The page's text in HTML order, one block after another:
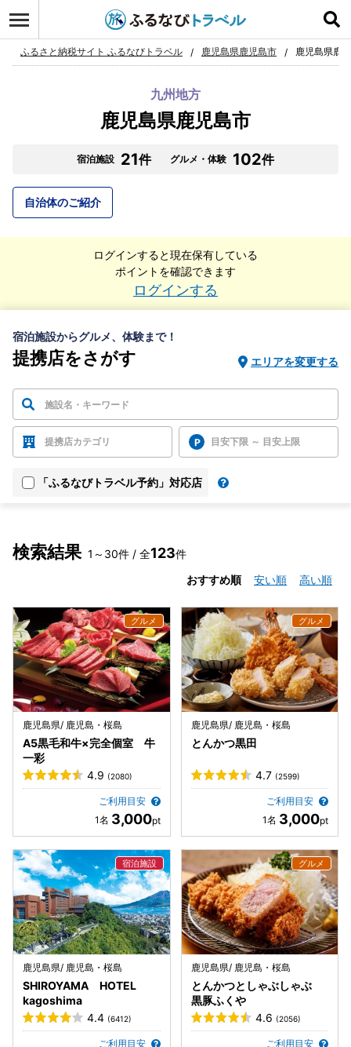
ふるさと納税サイト ふるなびトラベル 鹿児島県鹿児島市 鹿児島県鹿
九州地方
鹿児島県鹿児島市
宿泊施設 21件 グルメ・体験 102件
自治体のご紹介
ログインすると現在保有している
ポイントを確認できます
ログインする
宿泊施設からグルメ、体験まで！
提携店をさがす エリアを変更する
提携店カテゴリ 目安下限 ～ 目安上限
「ふるなびトラベル予約」対応店
検索結果 1～30件 / 全123件
おすすめ順
安い順 高い順
鹿児島県/ 鹿児島・桜島
A5黒毛和牛×完全個室 牛
一彩
4.9 (2080)
ご利用目安
3,000
鹿児島県/ 鹿児島・桜島
とんかつ黒田
4.7 (2599)
ご利用目安
3,000
鹿児島県/ 鹿児島・桜島
SHIROYAMA HOTEL
kagoshima
4.4 (6412)
ご利用目安
鹿児島県/ 鹿児島・桜島
とんかつとしゃぶしゃぶ
黒豚ふくや
4.6 (2056)
ご利用目安